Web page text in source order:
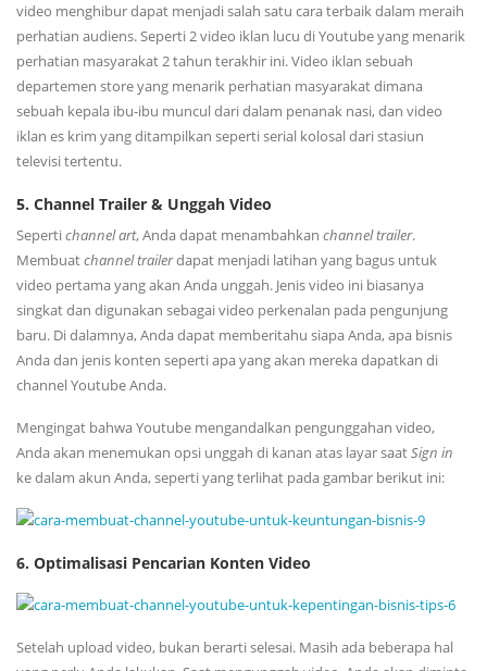
video menghibur dapat menjadi salah satu cara terbaik dalam meraih
perhatian audiens. Seperti 2 video iklan lucu di Youtube yang menarik
perhatian masyarakat 2 tahun terakhir ini. Video iklan sebuah
departemen store yang menarik perhatian masyarakat dimana
sebuah kepala ibu-ibu muncul dari dalam penanak nasi, dan video
iklan es krim yang ditampilkan seperti serial kolosal dari stasiun
televisi tertentu.
5. Channel Trailer & Unggah Video
Sepertichannelart, Anda dapat menambahkan channeltrailer.
Membuatchanneltrailerdapat menjadi latihan yang bagus untuk
video pertama yang akan Anda unggah. Jenis video ini biasanya
singkat dan digunakan sebagai video perkenalan pada pengunjung
baru. Di dalamnya, Anda dapat memberitahu siapa Anda, apa bisnis
Anda dan jenis konten seperti apa yang akan mereka dapatkan di
channel Youtube Anda.
Mengingat bahwa Youtube mengandalkan pengunggahan video,
Anda akan menemukan opsi unggah di kanan atas layar saatSign in
ke dalam akun Anda, seperti yang terlihat pada gambar berikut ini:
6. Optimalisasi Pencarian Konten Video
Setelah upload video, bukan berarti selesai. Masih ada beberapa hal